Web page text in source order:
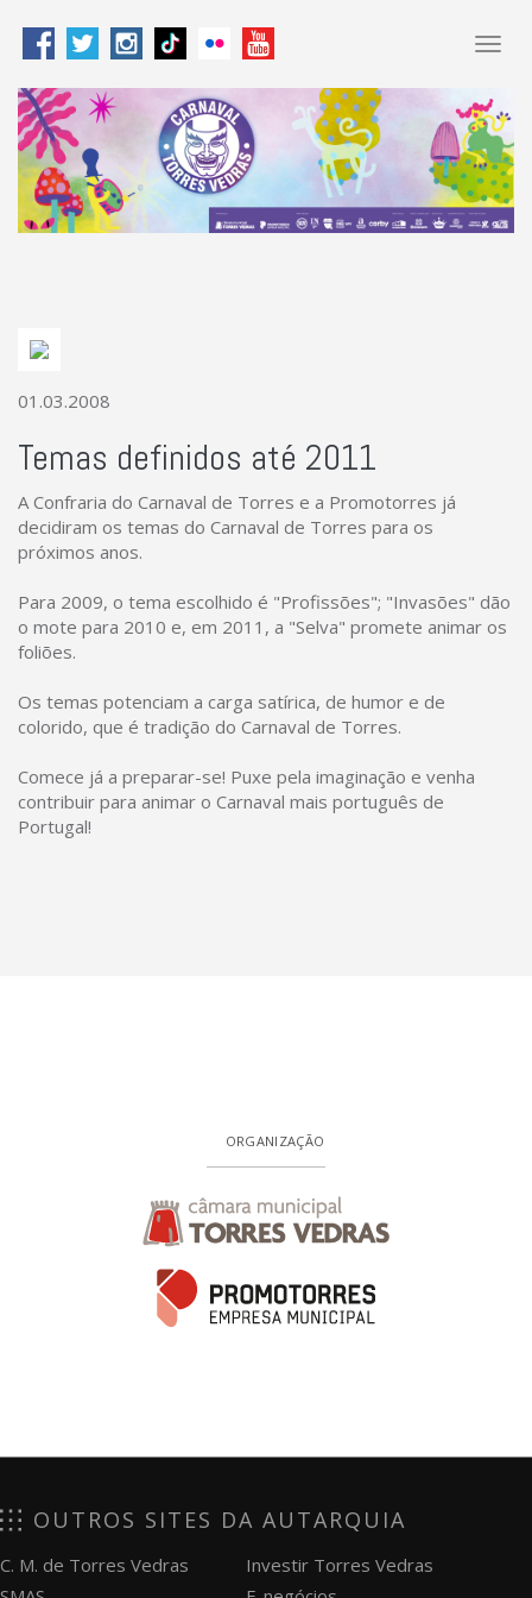
01.03.2008
Temas definidos até 2011
A Confraria do Carnaval de Torres e a Promotorres já
decidiram os temas do Carnaval de Torres para os
próximos anos.
Para 2009, o tema escolhido é "Profissões"; "Invasões" dão
o mote para 2010 e, em 2011, a "Selva" promete animar os
foliões.
Os temas potenciam a carga satírica, de humor e de
colorido, que é tradição do Carnaval de Torres.
Comece já a preparar-se! Puxe pela imaginação e venha
contribuir para animar o Carnaval mais português de
Portugal!
ORGANIZAÇÃO
OUTROS SITES DA AUTARQUIA
C. M. de Torres Vedras
Investir Torres Vedras